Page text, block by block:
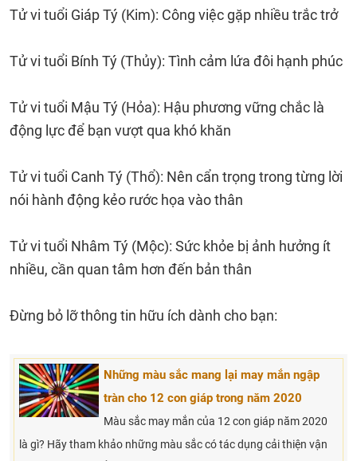
Tử vi tuổi Giáp Tý (Kim): Công việc gặp nhiều trắc trở
Tử vi tuổi Bính Tý (Thủy): Tình cảm lứa đôi hạnh phúc
Tử vi tuổi Mậu Tý (Hỏa): Hậu phương vững chắc là
động lực để bạn vượt qua khó khăn
Tử vi tuổi Canh Tý (Thổ): Nên cẩn trọng trong từng lời
nói hành động kẻo rước họa vào thân
Tử vi tuổi Nhâm Tý (Mộc): Sức khỏe bị ảnh hưởng ít
nhiều, cần quan tâm hơn đến bản thân
Đừng bỏ lỡ thông tin hữu ích dành cho bạn:
Những màu sắc mang lại may mắn ngập
tràn cho 12 con giáp trong năm 2020
Màu sắc may mắn của 12 con giáp năm 2020
là gì? Hãy tham khảo những màu sắc có tác dụng cải thiện vận